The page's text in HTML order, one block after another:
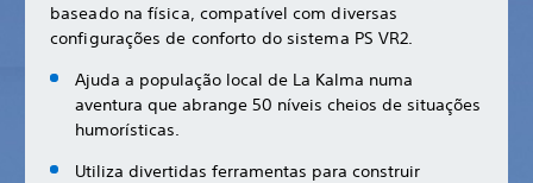
baseado na física, compatível com diversas
configurações de conforto do sistema PS VR2.
Ajuda a população local de La Kalma numa
aventura que abrange 50 níveis cheios de situações
humorísticas.
Utiliza divertidas ferramentas para construir